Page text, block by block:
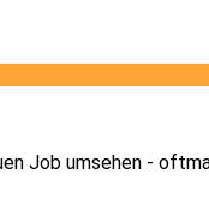
Job umsehen -